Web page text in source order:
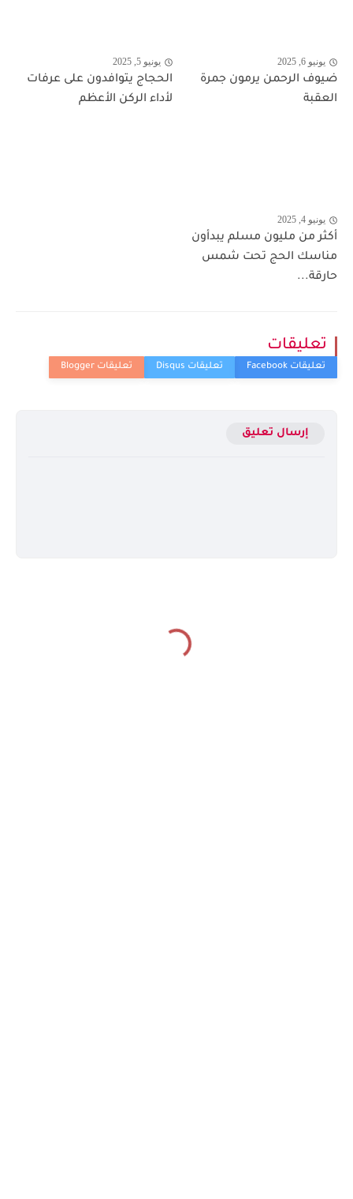
يونيو 6, 2025
ضيوف الرحمن يرمون جمرة
العقبة
يونيو 5, 2025
الحجاج يتوافدون على عرفات
لأداء الركن الأعظم
يونيو 4, 2025
أكثر من مليون مسلم يبدأون
مناسك الحج تحت شمس
حارقة...
تعليقات
إرسال تعليق